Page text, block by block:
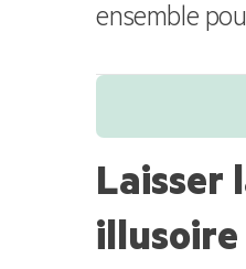
ensemble
Laisser
illusoire